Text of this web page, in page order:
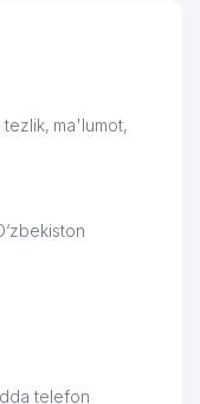
ma'lumot,
telefon